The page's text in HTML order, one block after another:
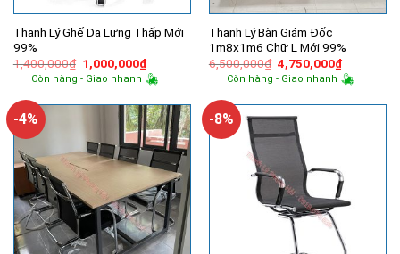
Thanh Lý Ghế Da Lưng Thấp Mới
99%
1,400,000₫ Giá
gốc
là:
1,000,000₫Giá
hiện
tại
1,000,000₫.
Còn hàng - Giao nhanh
Thanh Lý Bàn Giám Đốc
1m8x1m6 Chữ L Mới 99%
6,500,000₫ Giá
gốc
là:
4,750,000₫Giá
hiện
tại
Còn hàng - Giao nhanh
-4% -8%